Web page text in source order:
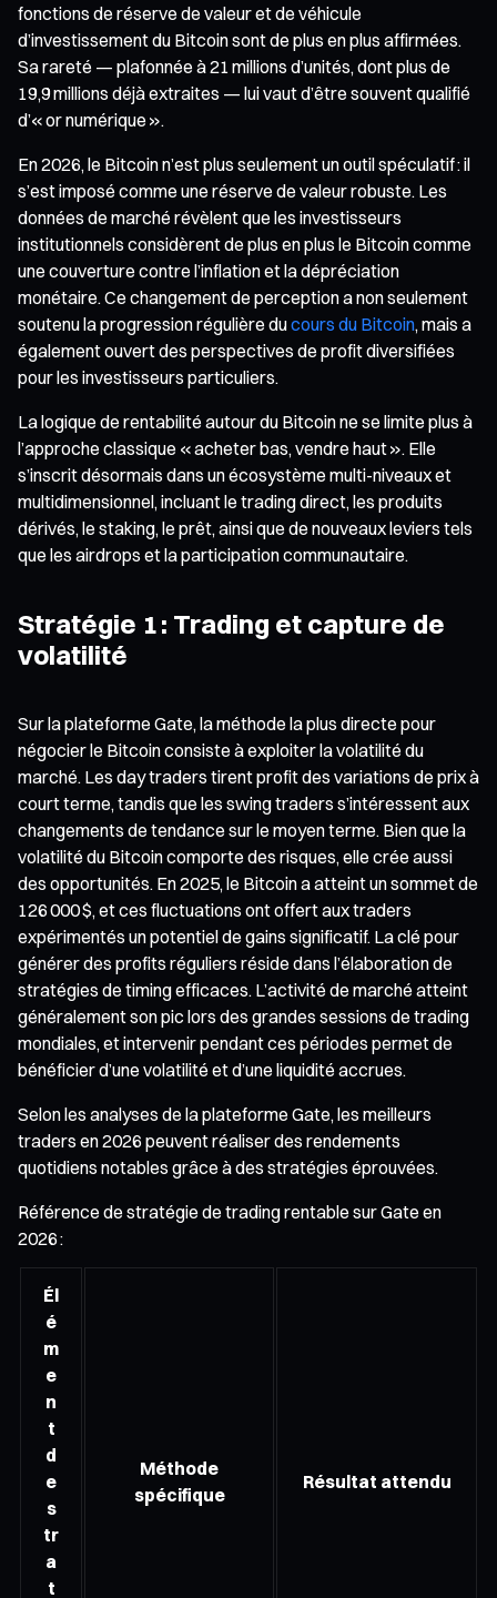
fonctions de réserve de valeur et de véhicule
d’investissement du Bitcoin sont de plus en plus affirmées.
Sa rareté — plafonnée à 21 millions d’unités, dont plus de
19,9 millions déjà extraites — lui vaut d’être souvent qualifié
d’« or numérique ».
En 2026, le Bitcoin n’est plus seulement un outil spéculatif : il
s’est imposé comme une réserve de valeur robuste. Les
données de marché révèlent que les investisseurs
institutionnels considèrent de plus en plus le Bitcoin comme
une couverture contre l’inflation et la dépréciation
monétaire. Ce changement de perception a non seulement
soutenu la progression régulière ducours du Bitcoin, mais a
également ouvert des perspectives de profit diversifiées
pour les investisseurs particuliers.
La logique de rentabilité autour du Bitcoin ne se limite plus à
l’approche classique « acheter bas, vendre haut ». Elle
s’inscrit désormais dans un écosystème multi-niveaux et
multidimensionnel, incluant le trading direct, les produits
dérivés, le staking, le prêt, ainsi que de nouveaux leviers tels
que les airdrops et la participation communautaire.
Stratégie 1 : Trading et capture de
volatilité
Sur la plateforme Gate, la méthode la plus directe pour
négocier le Bitcoin consiste à exploiter la volatilité du
marché. Les day traders tirent profit des variations de prix à
court terme, tandis que les swing traders s’intéressent aux
changements de tendance sur le moyen terme. Bien que la
volatilité du Bitcoin comporte des risques, elle crée aussi
des opportunités. En 2025, le Bitcoin a atteint un sommet de
126 000 $, et ces fluctuations ont offert aux traders
expérimentés un potentiel de gains significatif. La clé pour
générer des profits réguliers réside dans l’élaboration de
stratégies de timing efficaces. L’activité de marché atteint
généralement son pic lors des grandes sessions de trading
mondiales, et intervenir pendant ces périodes permet de
bénéficier d’une volatilité et d’une liquidité accrues.
Selon les analyses de la plateforme Gate, les meilleurs
traders en 2026 peuvent réaliser des rendements
quotidiens notables grâce à des stratégies éprouvées.
Référence de stratégie de trading rentable sur Gate en
2026 :
Él
é
m
e
n
t
d
e
s
tr
a
t
Méthode
spécifique
Résultat attendu